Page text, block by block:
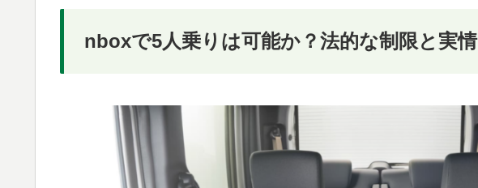
nboxで5人乗りは可能か？法的な制限と実情